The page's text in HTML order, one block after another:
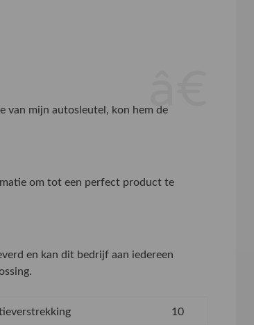
van mijn autosleutel, kon hem de
om tot een perfect product te
en kan dit bedrijf aan iedereen
10